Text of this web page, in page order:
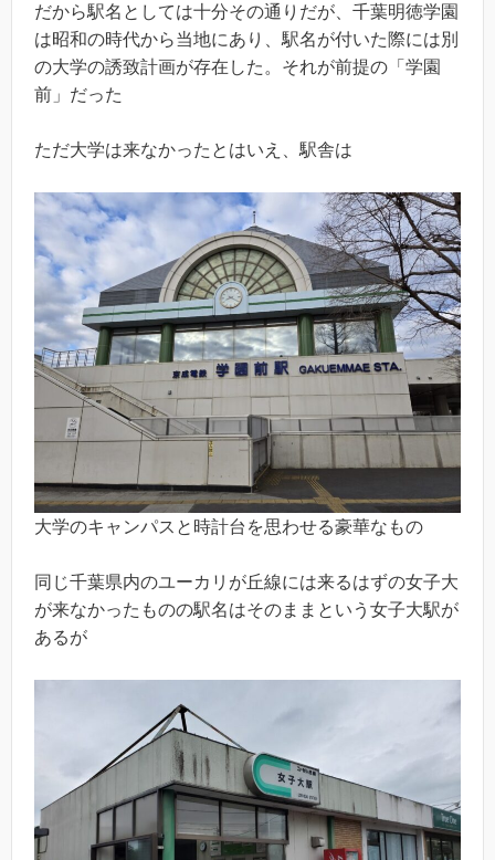
だから駅名としては十分その通りだが、千葉明徳学園
は昭和の時代から当地にあり、駅名が付いた際には別
の大学の誘致計画が存在した。それが前提の「学園
前」だった
ただ大学は来なかったとはいえ、駅舎は
大学のキャンパスと時計台を思わせる豪華なもの
同じ千葉県内のユーカリが丘線には来るはずの女子大
が来なかったものの駅名はそのままという女子大駅が
あるが